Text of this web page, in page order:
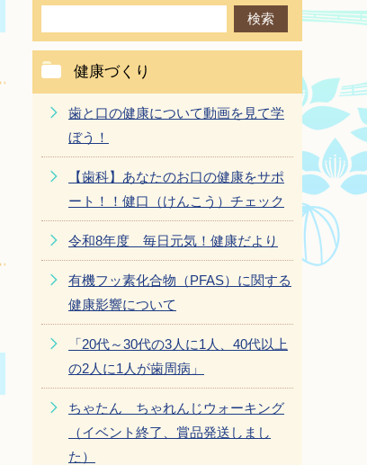
健康づくり
歯と口の健康について動画を見て学
ぼう！
【歯科】あなたのお口の健康をサポ
ート！！健口（けんこう）チェック
令和8年度 毎日元気！健康だより
有機フッ素化合物（PFAS）に関する
健康影響について
「20代～30代の3人に1人、40代以上
の2人に1人が歯周病」
ちゃたん ちゃれんじウォーキング
（イベント終了、賞品発送しまし
た）